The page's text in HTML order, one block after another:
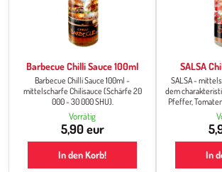
Barbecue Chilli Sauce 100ml
Barbecue Chilli Sauce 100ml -
mittelscharfe Chilisauce (Schärfe 20
000 - 30 000 SHU).
Vorrätig
5,90 eur
In den Korb!
SALSA
SALSA -
dem
Pfeffer,
In